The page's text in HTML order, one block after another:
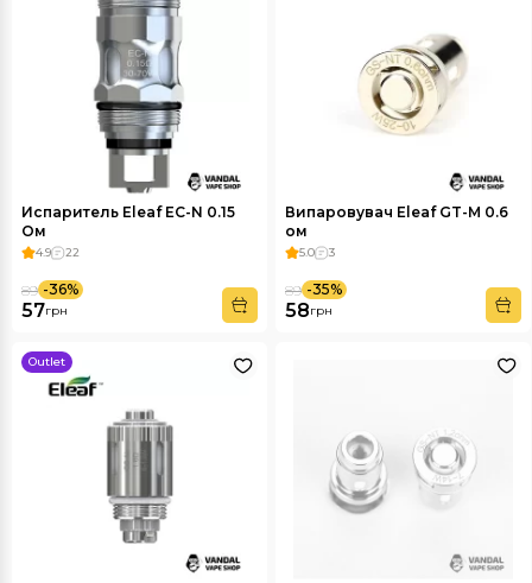
Испаритель Eleaf EC-N 0.15
Ом
4.9 22
57грн
89 -36%
Випаровувач Eleaf GT-M 0.6
ом
5.0 3
58грн
89 -35%
Outlet